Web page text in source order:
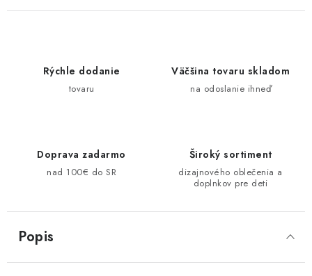
Rýchle dodanie
tovaru
Väčšina tovaru skladom
na odoslanie ihneď
Doprava zadarmo
nad 100€ do SR
Široký sortiment
dizajnového oblečenia a
doplnkov pre deti
Popis